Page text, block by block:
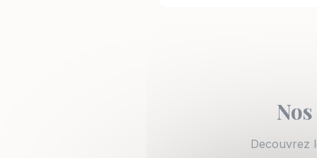
Decouvrez